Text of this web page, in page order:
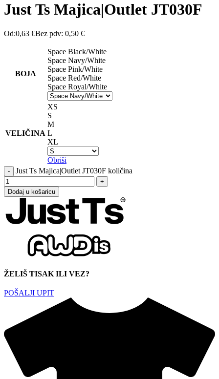
Just Ts Majica|Outlet JT030F
Od:0,63 €Bez pdv: 0,50 €
BOJA
Space Black/White
Space Navy/White
Space Pink/White
Space Red/White
Space Royal/White
VELIČINA
XS
S
M
L
XL
Obriši
Just Ts Majica|Outlet JT030F količina
Dodaj u košaricu
ŽELIŠ TISAK ILI VEZ?
POŠALJI UPIT